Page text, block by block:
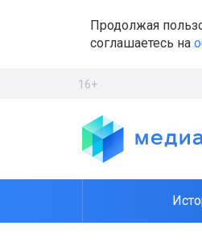
Продолжая
соглашаетесь на
16+